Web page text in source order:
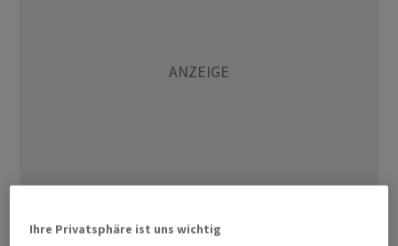
Der Pharmakonzern Novartishat die bereits im Oktober
Ihre Privatsphäre ist uns wichtig